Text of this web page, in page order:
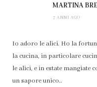
MARTINA
7 ANNI AGO
Io adoro le alici. Ho la
la cucina, in particolare
le alici, e in estate mangiate
un sapore unico..